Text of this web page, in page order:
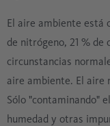
El aire ambiente está
de nitrógeno, 21 % de
circunstancias
aire ambiente. El aire
Sólo "contaminando"
humedad y otras